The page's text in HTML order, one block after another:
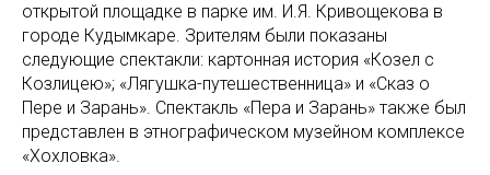
открытой площадке в парке им. И.Я. Кривощекова в
городе Кудымкаре. Зрителям были показаны
следующие спектакли: картонная история «Козел с
Козлицею»; «Лягушка-путешественница» и «Сказ о
Пере и Зарань». Спектакль «Пера и Зарань» также был
представлен в этнографическом музейном комплексе
«Хохловка».